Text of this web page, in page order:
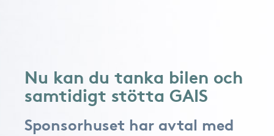
Nu kan du tanka bilen och
samtidigt stötta GAIS
Sponsorhuset har avtal med